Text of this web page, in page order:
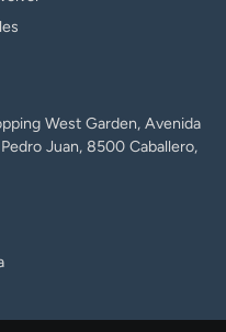
West Garden, Avenida
Juan, 8500 Caballero,